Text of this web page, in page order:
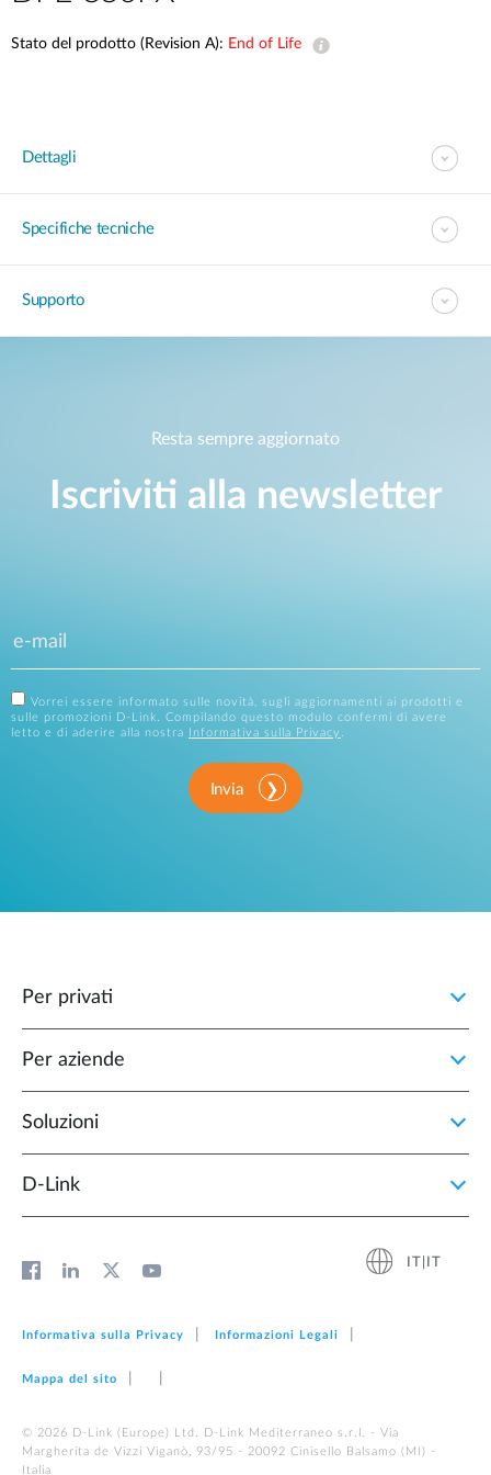
Stato del prodotto (Revision A): End of Life
Dettagli
Specifiche tecniche
Supporto
Resta sempre aggiornato
Iscriviti alla newsletter
Vorrei essere informato sulle novità, sugli aggiornamenti ai prodotti e
sulle promozioni D-Link. Compilando questo modulo confermi di avere
letto e di aderire alla nostra
Informativa sulla Privacy .
Invia
Per privati
Per aziende
Soluzioni
D‑Link
Informativa sulla Privacy Informazioni Legali
Mappa del sito
© 2026 D‑Link (Europe) Ltd. D-Link Mediterraneo s.r.l. - Via
Margherita de Vizzi Viganò, 93/95 - 20092 Cinisello Balsamo (MI) -
Italia